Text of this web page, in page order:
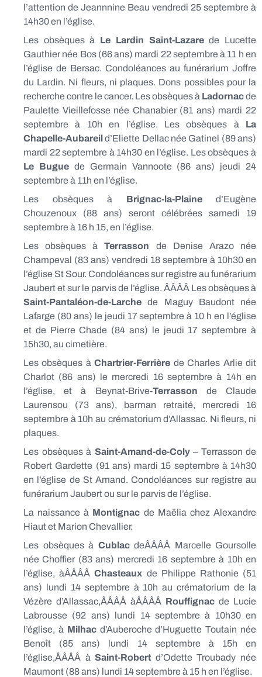
l’attention de Jeannnine Beau vendredi 25 septembre à
14h30 en l’église.
Les obsèques à Le Lardin Saint-Lazarede Lucette
Gauthier née Bos (66 ans) mardi 22 septembre à 11 h en
l’église de Bersac. Condoléances au funérarium Joffre
du Lardin. Ni fleurs, ni plaques. Dons possibles pour la
recherche contre le cancer. Les obsèques à Ladornacde
Paulette Vieillefosse née Chanabier (81 ans) mardi 22
septembre à 10h en l’église. Les obsèques à La
Chapelle-Aubareild’Eliette Dellac née Gatinel (89 ans)
mardi 22 septembre à 14h30 en l’église. Les obsèques à
Le Buguede Germain Vannoote (86 ans) jeudi 24
septembre à 11h en l’église.
Les obsèques à Brignac-la-Plained’Eugène
Chouzenoux (88 ans) seront célébrées samedi 19
septembre à 16 h 15, en l’église.
Les obsèques àTerrasson de Denise Arazo née
Champeval (83 ans) vendredi 18 septembre à 10h30 en
l’église St Sour. Condoléances sur registre au funérarium
Jaubert et sur le parvis de l’église. ÂÂÂÂ Les obsèques à
Saint-Pantaléon-de-Larche de Maguy Baudont née
Lafarge (80 ans) le jeudi 17 septembre à 10 h en l’église
et de Pierre Chade (84 ans) le jeudi 17 septembre à
15h30, au cimetière.
Les obsèques àChartrier-Ferrière de Charles Arlie dit
Charlot (86 ans) le mercredi 16 septembre à 14h en
l’église, et à Beynat-Brive-Terrasson de Claude
Laurensou (73 ans), barman retraité, mercredi 16
septembre à 10h au crématorium d’Allassac. Ni fleurs, ni
plaques.
Les obsèques à Saint-Amand-de-Coly– Terrasson de
Robert Gardette (91 ans) mardi 15 septembre à 14h30
en l’église de St Amand. Condoléances sur registre au
funérarium Jaubert ou sur le parvis de l’église.
La naissance à Montignac de Maëlia chez Alexandre
Hiaut et Marion Chevallier.
Les obsèques à Cublac deÂÂÂÂ Marcelle Goursolle
née Choffier (83 ans) mercredi 16 septembre à 10h en
l’église, àÂÂÂÂChasteaux de Philippe Rathonie (51
ans) lundi 14 septembre à 10h au crématorium de la
Vézère d’Allassac,ÂÂÂÂ àÂÂÂÂ Rouffignac de Lucie
Labrousse (92 ans) lundi 14 septembre à 10h30 en
l’église, à Milhacd’Auberoche d’Huguette Toutain née
Benoît (85 ans) lundi 14 septembre à 15h en
l’église,ÂÂÂÂ àSaint-Robert d’Odette Troubady née
Maumont (88 ans) lundi 14 septembre à 15 h en l’église.